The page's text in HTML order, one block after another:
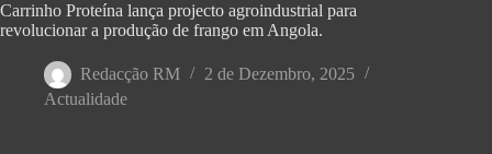
Carrinho Proteína lança projecto agroindustrial para
revolucionar a produção de frango em Angola.
Redacção RM
2 de Dezembro, 2025
Actualidade